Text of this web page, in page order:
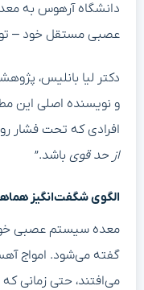
دانشگاه آرهوس به
عصبی مستقل خود –
دکتر لیا بانلیس،
و نویسنده اصلی این
افرادی که تحت فشار
از حد قوی باشد.”
الگوی شگفت‌انگیز
معده سیستم عصبی خود
می‌افتند، حتی زمانی